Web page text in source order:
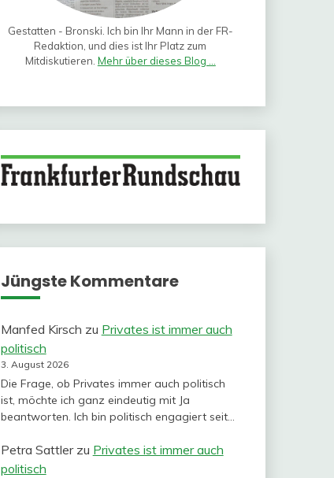
Gestatten - Bronski. Ich bin Ihr Mann in der FR-
Redaktion, und dies ist Ihr Platz zum
Mitdiskutieren. Mehr über dieses Blog ...
Jüngste Kommentare
Manfed Kirsch zu Privates ist immer auch
politisch
3. August 2026
Die Frage, ob Privates immer auch politisch
ist, möchte ich ganz eindeutig mit Ja
beantworten. Ich bin politisch engagiert seit…
Petra Sattlerzu Privates ist immer auch
politisch